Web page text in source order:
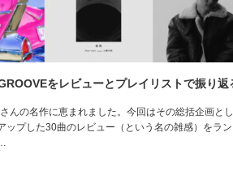
をレビューとプレイリストで振り返
んの名作に恵まれました。今回はその総括企画と
ップした30曲のレビュー（という名の雑感）をラ